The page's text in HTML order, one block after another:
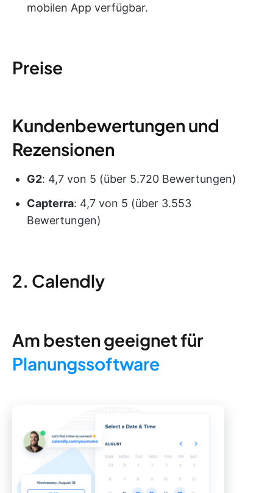
mobilen App verfügbar.
Preise
Kundenbewertungen und
Rezensionen
G2: 4,7 von 5 (über 5.720 Bewertungen)
Capterra: 4,7 von 5 (über 3.553
Bewertungen)
2. Calendly
Am besten geeignet für
Planungssoftware